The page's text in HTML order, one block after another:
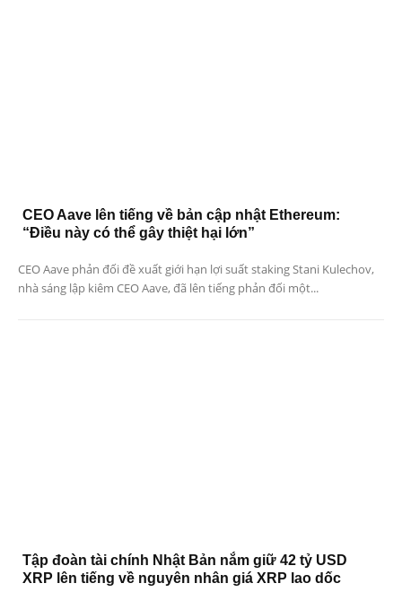
CEO Aave lên tiếng về bản cập nhật Ethereum:
“Điều này có thể gây thiệt hại lớn”
CEO Aave phản đối đề xuất giới hạn lợi suất staking Stani Kulechov,
nhà sáng lập kiêm CEO Aave, đã lên tiếng phản đối một...
Tập đoàn tài chính Nhật Bản nắm giữ 42 tỷ USD
XRP lên tiếng về nguyên nhân giá XRP lao dốc